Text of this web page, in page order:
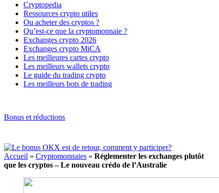
Cryptopedia
Ressources crypto utiles
Ou acheter des cryptos ?
Qu’est-ce que la cryptomonnaie ?
Exchanges crypto 2026
Exchanges crypto MiCA
Les meilleures cartes crypto
Les meilleurs wallets crypto
Le guide du trading crypto
Les meilleurs bots de trading
Bonus et réductions
Accueil » Cryptomonnaies » Réglementer les exchanges plutôt
que les cryptos – Le nouveau crédo de l’Australie